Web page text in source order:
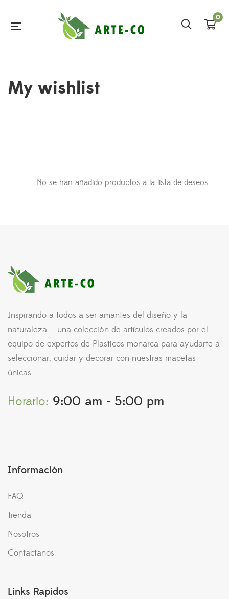
0
My wishlist
No se han añadido productos a la lista de deseos
Inspirando a todos a ser amantes del diseño y la
naturaleza — una colección de artículos creados por el
equipo de expertos de Plasticos monarca para ayudarte a
seleccionar, cuidar y decorar con nuestras macetas
únicas.
Horario: 9:00 am - 5:00 pm
Información
FAQ
Tienda
Nosotros
Contactanos
Links Rapidos